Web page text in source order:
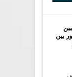
بين